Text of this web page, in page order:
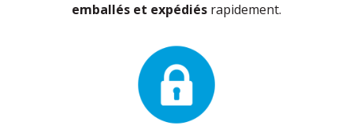
emballés et expédiés rapidement.